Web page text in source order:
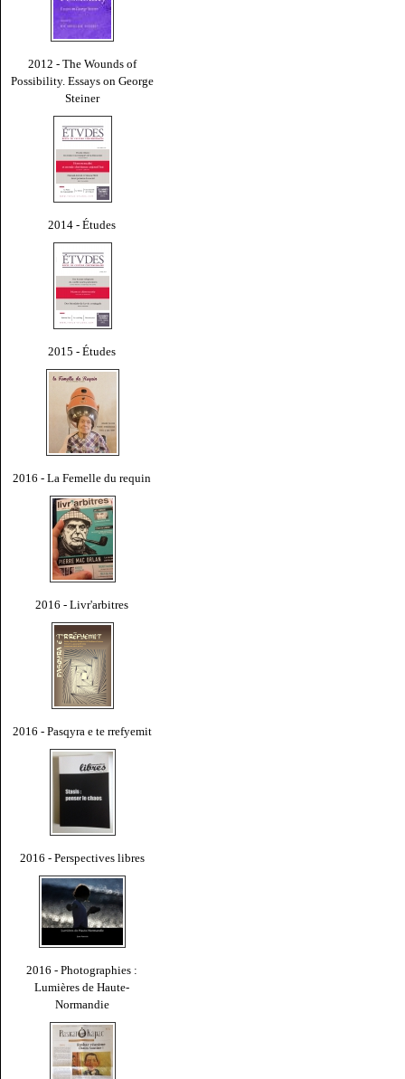
2012 - The Wounds of
Possibility. Essays on George
Steiner
2014 - Études
2015 - Études
2016 - La Femelle du requin
2016 - Livr'arbitres
2016 - Pasqyra e te rrefyemit
2016 - Perspectives libres
2016 - Photographies :
Lumières de Haute-
Normandie